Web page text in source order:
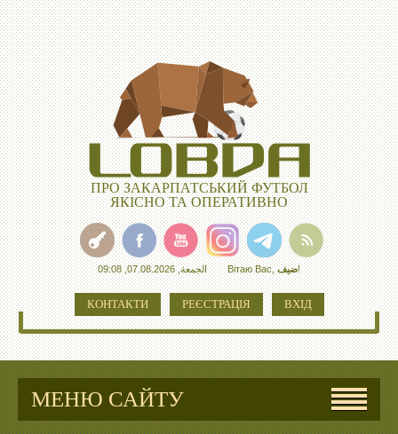
ПРО ЗАКАРПАТСЬКИЙ ФУТБОЛ
ЯКІСНО ТА ОПЕРАТИВНО
الجمعة, 07.08.2026, 09:08 Вітаю Вас,ضيف!
КОНТАКТИ РЕЄСТРАЦІЯ ВХІД
МЕНЮ САЙТУ